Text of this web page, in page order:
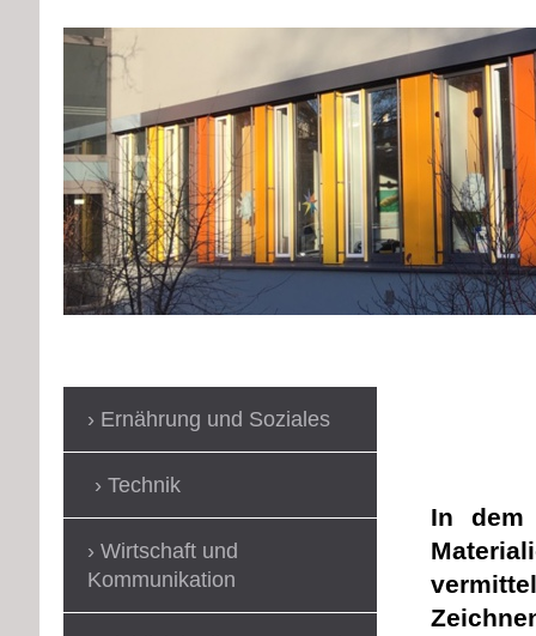
In dem
Ernährung und Soziales
Technik
Wirtschaft und
Kommunikation